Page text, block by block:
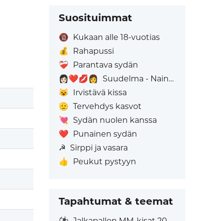
Suosituimmat
🔞 Kukaan alle 18-vuotias
💰
Rahapussi
❤️‍🩹 Parantava sydän
👩🏻‍❤️‍💋‍👩
Suudelma - Nainen: Vaalea iho, Nainen: Ei Ihonväriä
😺 Irvistävä kissa
🫡 Tervehdys kasvot
💘 Sydän nuolen kanssa
❤️ Punainen sydän
☭ Sirppi ja vasara
👍
Peukut pystyyn
Tapahtumat & teemat